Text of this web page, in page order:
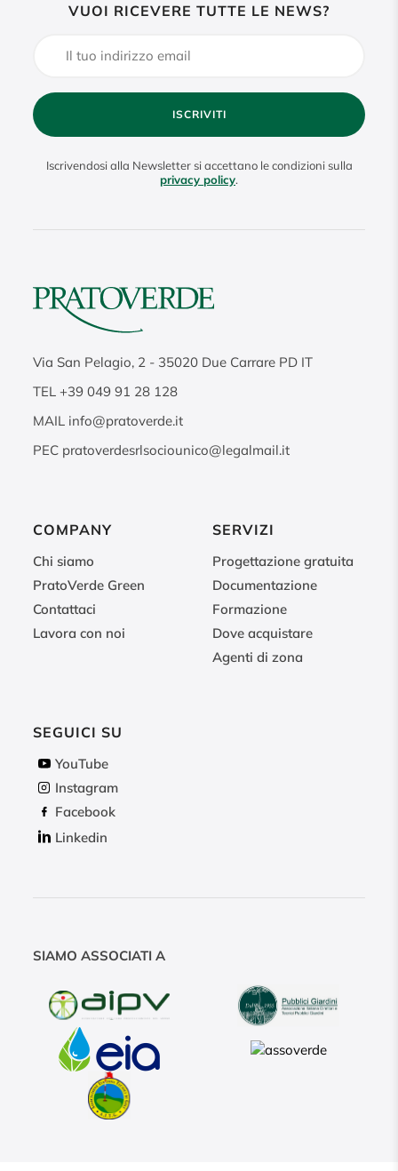
VUOI RICEVERE TUTTE LE NEWS?
ISCRIVITI
Iscrivendosi alla Newsletter si accettano le condizioni sulla
privacy policy.
Via San Pelagio, 2 - 35020 Due Carrare PD IT
TEL+39 049 91 28 128
MAIL info@pratoverde.it
PEC pratoverdesrlsociounico@legalmail.it
COMPANY
Chi siamo
PratoVerde Green
Contattaci
Lavora con noi
SERVIZI
Progettazione gratuita
Documentazione
Formazione
Dove acquistare
Agenti di zona
SEGUICI SU
YouTube
Instagram
Facebook
Linkedin
SIAMO ASSOCIATI A